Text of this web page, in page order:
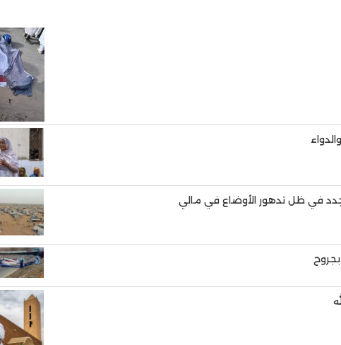
جدد في ظل تدهور الأوضاع في مالي